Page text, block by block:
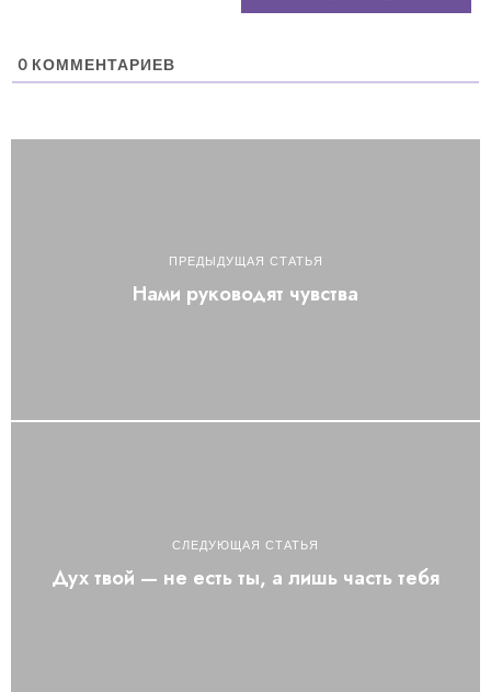
0 КОММЕНТАРИЕВ
ПРЕДЫДУЩАЯ СТАТЬЯ
Нами руководят чувства
СЛЕДУЮЩАЯ СТАТЬЯ
Дух твой — не есть ты, а лишь часть тебя